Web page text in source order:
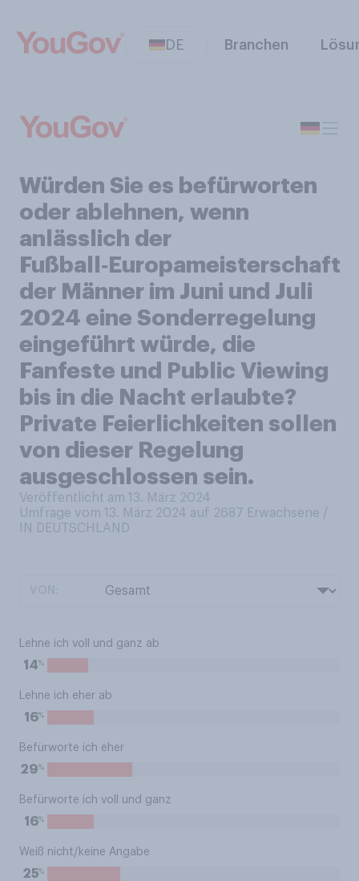
DE Branchen
Würden Sie es befürworten
oder ablehnen, wenn
anlässlich der
Fußball‑Europameisterschaft
der Männer im Juni und Juli
2024 eine Sonderregelung
eingeführt würde, die
Fanfeste und Public Viewing
bis in die Nacht erlaubte?
Private Feierlichkeiten sollen
von dieser Regelung
ausgeschlossen sein.
Veröffentlicht am 13. März 2024
Umfrage vom 13. März 2024 auf 2687 Erwachsene /
IN DEUTSCHLAND
Lehne ich voll und ganz ab
14%
Lehne ich eher ab
16%
Befürworte ich eher
29%
Befürworte ich voll und ganz
16%
Weiß nicht/keine Angabe
25%